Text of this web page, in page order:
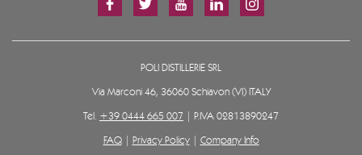
POLI DISTILLERIE SRL
Via Marconi 46, 36060 Schiavon (VI) ITALY
Tel. +39 0444 665 007 | P.IVA 02813890247
FAQ| Privacy Policy| Company Info